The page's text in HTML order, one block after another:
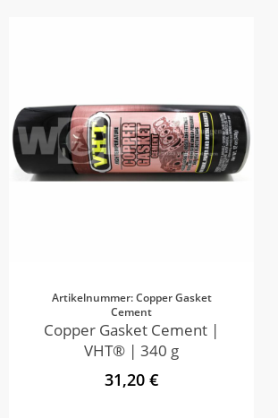
Artikelnummer: Copper Gasket
Cement
Copper Gasket Cement |
VHT® | 340 g
31,20 €